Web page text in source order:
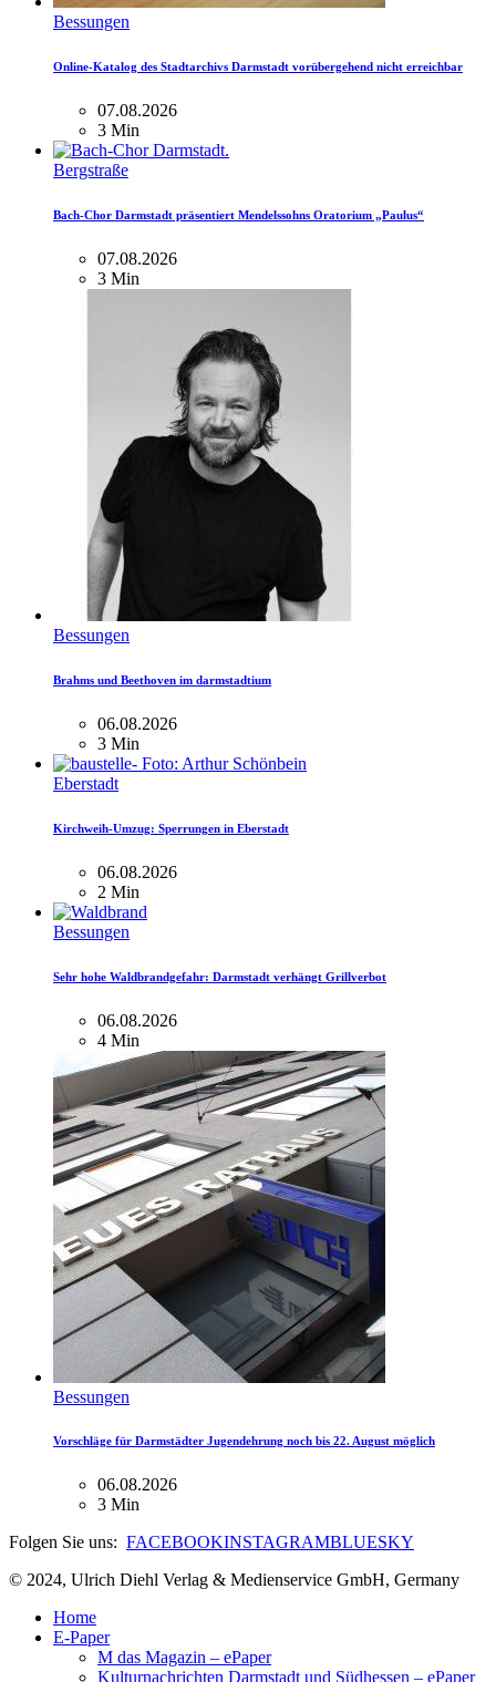
Bessungen
Online-Katalog des Stadtarchivs Darmstadt vorübergehend nicht erreichbar
07.08.2026
3 Min
Bergstraße
Bach-Chor Darmstadt präsentiert Mendelssohns Oratorium „Paulus“
07.08.2026
3 Min
Bessungen
Brahms und Beethoven im darmstadtium
06.08.2026
3 Min
Eberstadt
Kirchweih-Umzug: Sperrungen in Eberstadt
06.08.2026
2 Min
Bessungen
Sehr hohe Waldbrandgefahr: Darmstadt verhängt Grillverbot
06.08.2026
4 Min
Bessungen
Vorschläge für Darmstädter Jugendehrung noch bis 22. August möglich
06.08.2026
3 Min
Folgen Sie uns: FACEBOOKINSTAGRAMBLUESKY
© 2024, Ulrich Diehl Verlag & Medienservice GmbH, Germany
Home
E-Paper
M das Magazin – ePaper
Kulturnachrichten Darmstadt und Südhessen – ePaper